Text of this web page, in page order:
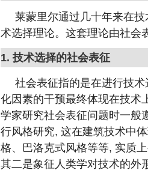
莱蒙里尔通过几十年来在
术选择理论。这套理论由社会
1. 技术选择的社会表征
社会表征指的是在进行技
化因素的干预最终体现在技术
学家研究社会表征问题时一般
行风格研究, 这在建筑技术中
格、巴洛克式风格等等, 实质
其二是象征人类学对技术的外